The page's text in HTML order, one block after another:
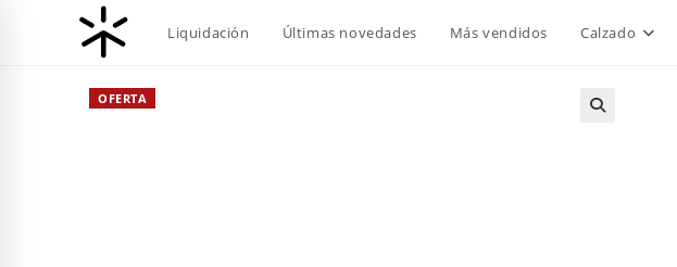
Liquidación Últimas novedades Más vendidos Calzado
OFERTA